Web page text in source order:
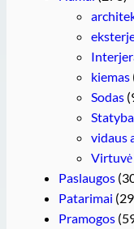
kiemas
Sodas
Statyba
vidaus
Virtuvė
Paslaugos
Patarimai
Pramogos